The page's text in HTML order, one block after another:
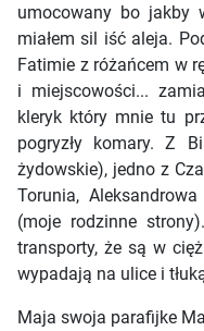
umocowany bo jakby
miałem sil iść aleja.
Fatimie z różańcem w
i miejscowości...
kleryk który mnie tu
pogryzły komary. Z
żydowskie), jedno z
Torunia,
(moje rodzinne
transporty, że są w
wypadają na ulice i
Maja swoja parafijke